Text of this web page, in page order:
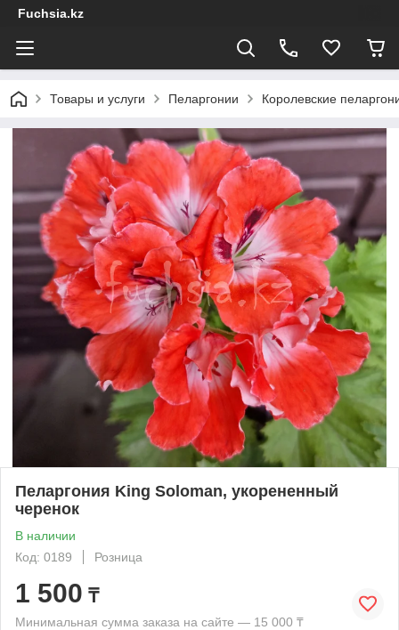
Fuchsia.kz
Товары и услуги Пеларгонии Королевские
Пеларгония King Soloman, укорененный
черенок
В наличии
Код: 0189
Розница
1 500 ₸
Минимальная сумма заказа на сайте — 15 000 ₸